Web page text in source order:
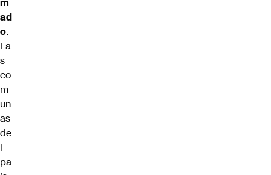
ad
o.
La
s
co
m
un
as
de
l
pa